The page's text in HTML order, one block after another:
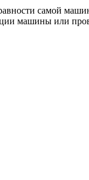
самой
машины или